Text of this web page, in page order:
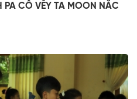
PA CÔ VÊY TA MOON NĂC